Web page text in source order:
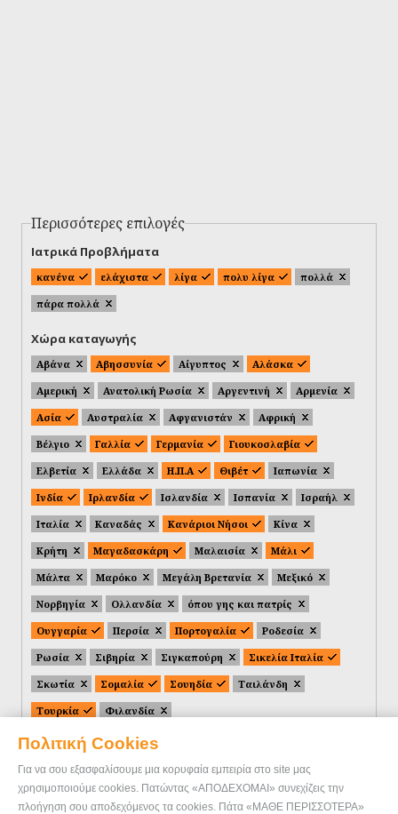
Πολιτική Cookies
Για να σου εξασφαλίσουμε μια κορυφαία εμπειρία στο site μας
χρησιμοποιούμε cookies. Πατώντας «ΑΠΟΔΕΧΟΜΑΙ» συνεχίζεις την
πλοήγηση σου αποδεχόμενος τα cookies. Πάτα «ΜΑΘΕ ΠΕΡΙΣΣΟΤΕΡΑ»
Περισσότερες επιλογές
Ιατρικά Προβλήματα
κανένα ελάχιστα λίγα πολυ λίγα
πολλά
πάρα πολλά
Χώρα καταγωγής
Αβάνα Αβησσυνία Αίγυπτος
Αλάσκα
Αμερική
Ανατολική Ρωσία Αργεντινή
Αρμενία
Ασία
Αυστραλία Αφγανιστάν
Αφρική
Βέλγιο
Γαλλία Γερμανία
Γιουκοσλαβία
Ελβετία
Ελλάδα Η.Π.Α Θιβέτ
Ιαπωνία
Ινδία
Ιρλανδία Ισλανδία Ισπανία
Ισραήλ
Ιταλία
Καναδάς Κανάριοι Νήσοι
Κίνα
Κρήτη
Μαγαδασκάρη Μαλαισία
Μάλι
Μάλτα
Μαρόκο Μεγάλη Βρετανία
Μεξικό
Νορβηγία
Ολλανδία
όπου γης και πατρίς
Ουγγαρία
Περσία Πορτογαλία
Ροδεσία
Ρωσία
Σιβηρία Σιγκαπούρη
Σικελία Ιταλία
Σκωτία
Σομαλία Σουηδία
Ταιλάνδη
Τουρκία
Φιλανδία